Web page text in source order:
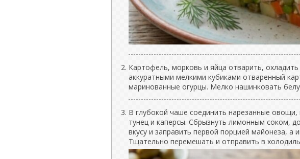
Картофель, морковь и яйца отварить,
аккуратными мелкими кубиками отваренный
маринованные огурцы. Мелко нашинковать
В глубокой чаше соединить нарезанные
тунец и каперсы. Сбрызнуть лимонным соком,
вкусу и заправить первой порцией майонеза, а
Тщательно перемешать и отправить в